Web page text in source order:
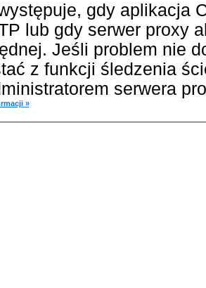
gdy aplikacja
lub gdy serwer proxy
Jeśli problem nie
z funkcji śledzenia
serwera
»